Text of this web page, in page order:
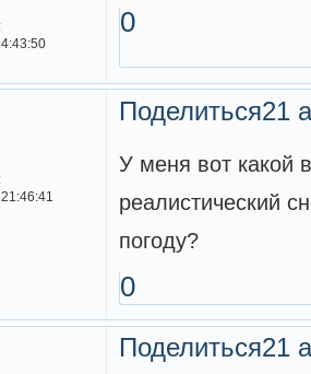
0
Поделиться21
У меня вот какой
реалистический
погоду?
0
Поделиться21